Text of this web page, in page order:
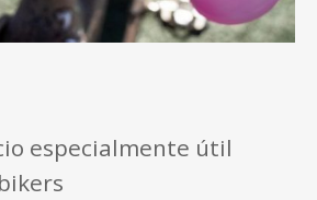
especialmente útil